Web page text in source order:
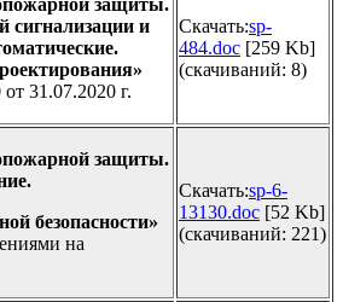
сигнализации и
31.07.2020 г.
Скачать:sp-
484.doc [259 Kb]
(cкачиваний: 8)
защиты.
безопасности»
на
Скачать:sp-6-
13130.doc [52 Kb]
(cкачиваний: 221)